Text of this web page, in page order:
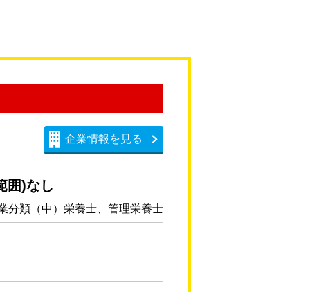
企業情報を見る
囲)なし
分類（中）栄養士、管理栄養士